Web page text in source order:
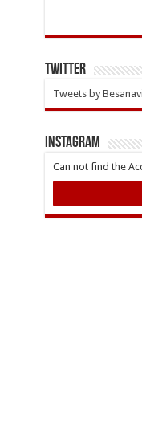
Twitter
Tweets by
INSTAGRAM
Can not find the